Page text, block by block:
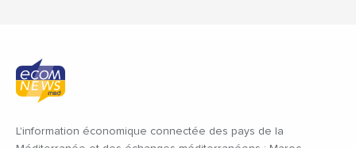
L'information économique connectée des pays de la